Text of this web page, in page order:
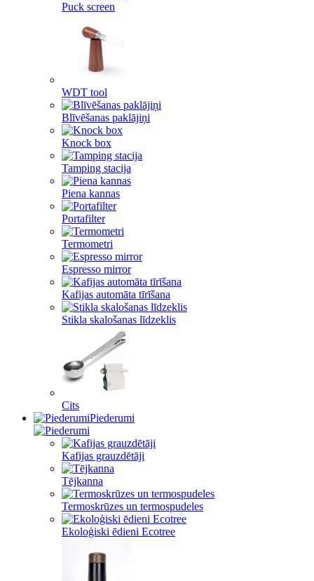
Puck screen
WDT tool
Blīvēšanas paklājiņi
Knock box
Tamping stacija
Piena kannas
Portafilter
Termometri
Espresso mirror
Kafijas automāta tīrīšana
Stikla skalošanas līdzeklis
Cits
Piederumi
Kafijas grauzdētāji
Tējkanna
Termoskrūzes un termospudeles
Ekoloģiski ēdieni Ecotree